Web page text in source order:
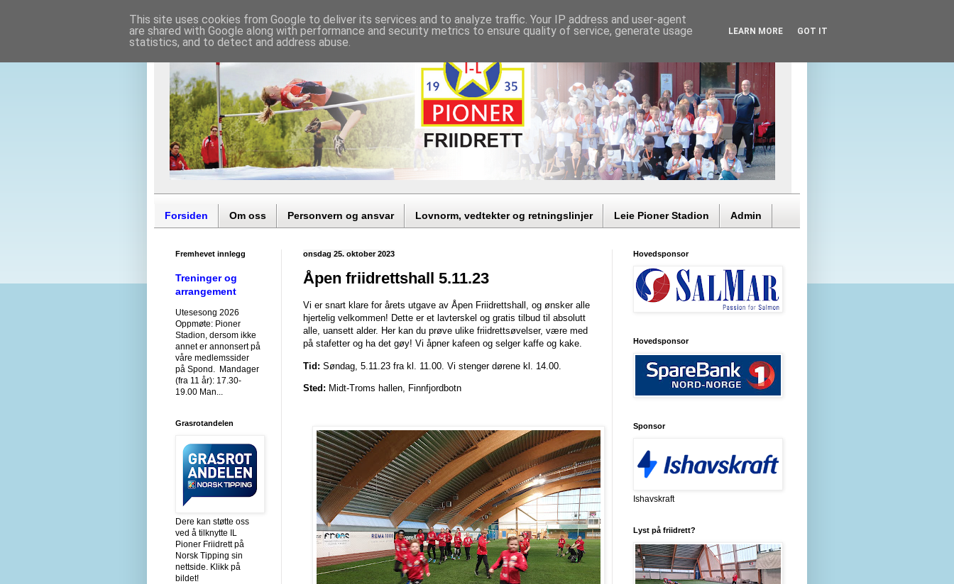
Forsiden Om oss Personvern og ansvar Lovnorm, vedtekter og retningslinjer Leie Pioner Stadion Admin
onsdag 25. oktober 2023
Åpen friidrettshall 5.11.23
Vi er snart klare for årets utgave av Åpen Friidrettshall, og ønsker alle
hjertelig velkommen! Dette er et lavterskel og gratis tilbud til absolutt
alle, uansett alder. Her kan du prøve ulike friidrettsøvelser, være med
på stafetter og ha det gøy! Vi åpner kafeen og selger kaffe og kake.
Tid: Søndag, 5.11.23 fra kl. 11.00. Vi stenger dørene kl. 14.00.
Sted: Midt-Troms hallen, Finnfjordbotn
Fremhevet innlegg
Treninger og
arrangement
Utesesong 2026
Oppmøte: Pioner
Stadion, dersom ikke
annet er annonsert på
våre medlemssider
på Spond. Mandager
(fra 11 år): 17.30-
19.00 Man...
Grasrotandelen
Dere kan støtte oss
ved å tilknytte IL
Pioner Friidrett på
Norsk Tipping sin
nettside. Klikk på
bildet!
Hovedsponsor
Hovedsponsor
Sponsor
Ishavskraft
Lyst på friidrett?
This site uses cookies from Google to deliver its services and to analyze traffic. Your IP address and user-agent
are shared with Google along with performance and security metrics to ensure quality of service, generate usage
statistics, and to detect and address abuse.
LEARN MORE GOT IT